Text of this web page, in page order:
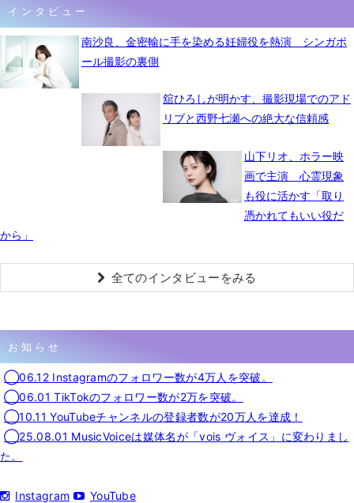
インタビュー
南沙良、金密輸に手を染める妊婦役を熱演 シンガポ
ール撮影の裏側
舘ひろしが明かす、撮影現場でのアド
リブと西野七瀬への絶大な信頼感
山下リオ、ホラー映
画で主演 心霊現象
も役に活かす「取り
憑かれてもいい役だ
から」
全てのインタビューをみる
お知らせ
◯06.12 Instagramのフォロワー数が4万人を突破。
◯06.01 TikTokのフォロワー数が2万を突破。
◯10.11 YouTubeチャンネルの登録者数が20万人を達成！
◯25.08.01 MusicVoiceは媒体名が「vois ヴォイス」に変わりまし
た。
Instagram YouTube